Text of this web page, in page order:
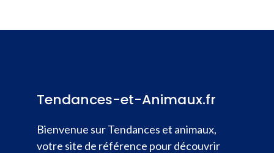
Tendances-et-Animaux.fr
Bienvenue sur Tendances et animaux,
votre site de référence pour découvrir